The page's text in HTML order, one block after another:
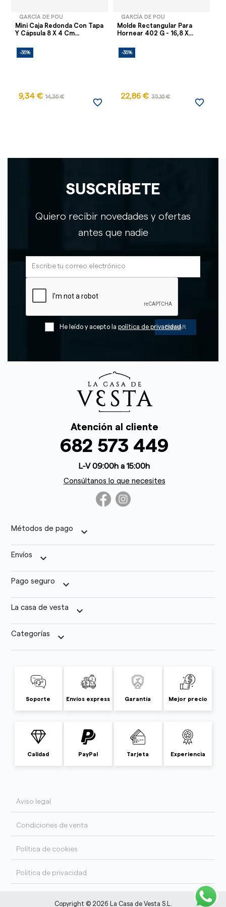
GARCÍA DE POU
Mini Caja Redonda Con Tapa
Y Cápsula 8 X 4 Cm...
-35%
9,34 € 14,36 €
favorite_border
GARCÍA DE POU
Molde Rectangular Para
Hornear 402 G - 16,8 X...
-35%
22,86 € 35,16 €
favorite_border
SUSCRÍBETE
Quiero recibir novedades y ofertas
antes que nadie
He leído y acepto la política de privacidad
Atención al cliente
682 573 449
L-V 09:00h a 15:00h
Consúltanos lo que necesites
Métodos de pago keyboard_arrow_down
Envíos keyboard_arrow_down
Pago seguro keyboard_arrow_down
La casa de vesta keyboard_arrow_down
Categorías keyboard_arrow_down
Soporte Envíos express Garantía Mejor precio
Calidad PayPal Tarjeta Experiencia
Aviso legal
Condiciones de venta
Política de cookies
Politica de privacidad
Copyright © 2026 La Casa de Vesta S.L.